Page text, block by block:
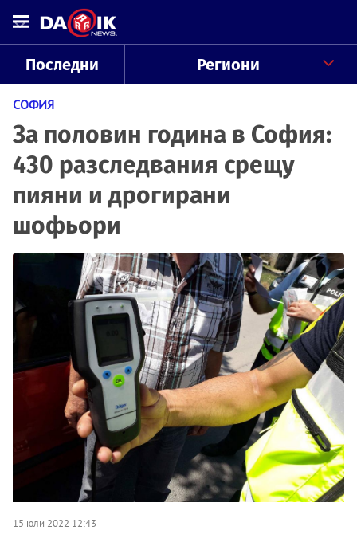
Последни Региони
СОФИЯ
За половин година в София:
430 разследвания срещу
пияни и дрогирани
шофьори
15 юли 2022 12:43